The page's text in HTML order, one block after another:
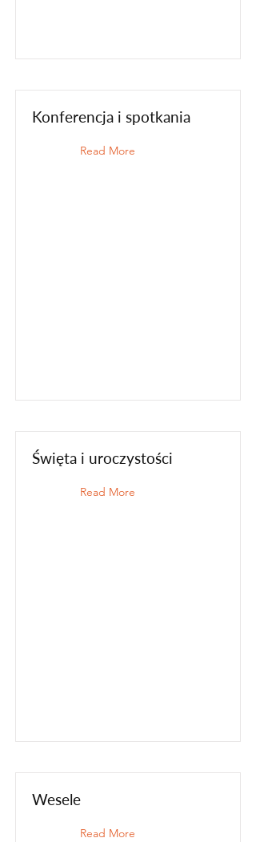
Konferencja i spotkania
Read More
Święta i uroczystości
Read More
Wesele
Read More